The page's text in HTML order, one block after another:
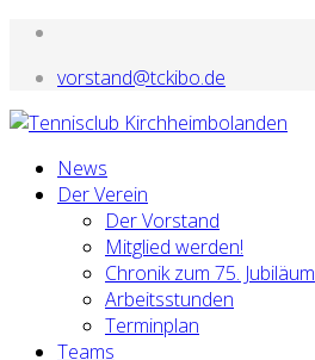
vorstand@tckibo.de
News
Der Verein
Der Vorstand
Mitglied werden!
Chronik zum 75. Jubiläum
Arbeitsstunden
Terminplan
Teams